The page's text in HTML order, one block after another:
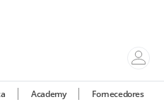
Academy Fornecedores